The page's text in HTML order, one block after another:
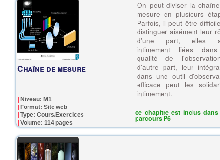
Chaîne de mesure
Niveau: M1
Format: Site web
Type: Cours/Exercices
Volume: 114 pages
On peut diviser la
mesure en plusieurs
Parfois, il peut être
distinguer aisément leur
d'une part, elles
intimement liées
qualité de
d'autre part, leur
dans une outil
efficace peut les
intimement.
ce chapitre est inclus dans
parcours P6